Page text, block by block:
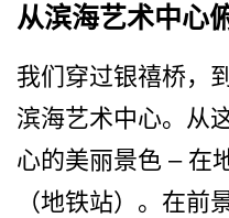
从滨海艺术中心
我们穿过银禧桥
滨海艺术中心。从
心的美丽景色 – 在
（地­铁站）。在前